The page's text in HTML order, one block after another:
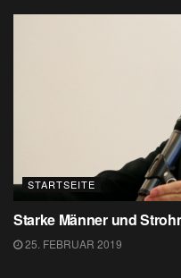
STARTSEITE
Starke Männer und
25. FEBRUAR 2019